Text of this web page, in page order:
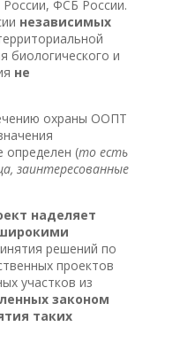
ФСБ России.
независимых
биологического и
не
охраны ООПТ
(то есть
заинтересованные
наделяет
решений по
проектов
участков из
законом
таких